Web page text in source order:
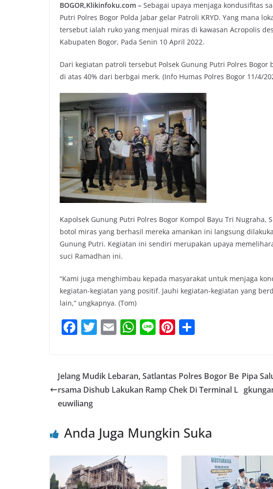
BOGOR,Klikinfoku.com – Sebagai upaya menjaga kondusifitas
Putri Polres Bogor Polda Jabar gelar Patroli KRYD. Yang mana
tersebut ialah ruko yang menjual miras di kawasan Acropolis
Kabupaten Bogor, Pada Senin 10 April 2022.
Dari kegiatan patroli tersebut Polsek Gunung Putri Polres
di atas 40% dari berbgai merk. (Info Humas Polres Bogor 11/4/
Kapolsek Gunung Putri Polres Bogor Kompol Bayu Tri Nugraha,
botol miras yang berhasil mereka amankan ini langsung
Gunung Putri. Kegiatan ini sendiri merupakan upaya
suci Ramadhan ini.
“Kami juga menghimbau kepada masyarakat untuk menjaga
kegiatan-kegiatan yang positif. Jauhi kegiatan-kegiatan yang
lain,” ungkapnya. (Tom)
F
e
b
o
k
T
er
E
l
W
s
A
Li Pi
e
st
e
Jelang Mudik Lebaran, Satlantas Polres Bogor Be
rsama Dishub Lakukan Ramp Chek Di Terminal L
euwiliang
Pipa
Anda Juga Mungkin Suka